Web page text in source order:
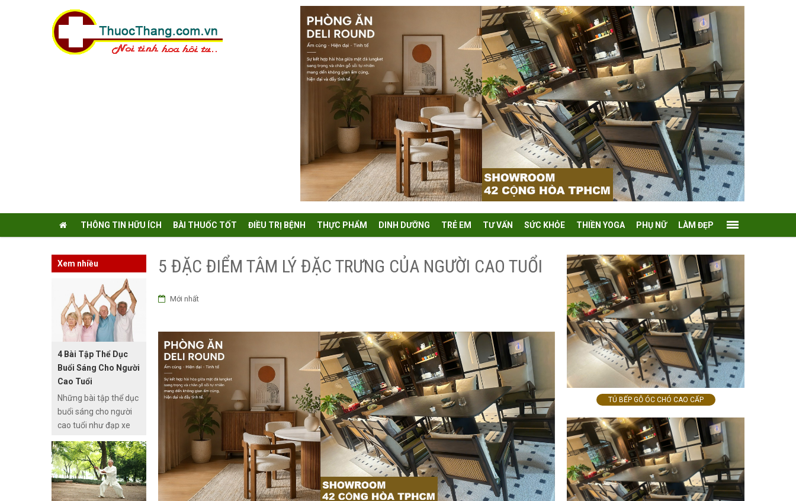
THÔNG TIN HỮU ÍCH BÀI THUỐC TỐT ĐIỀU TRỊ BỆNH THỰC PHẨM DINH DƯỠNG TRẺ EM TƯ VẤN SỨC KHỎE THIỀN YOGA PHỤ NỮ LÀM ĐẸP
5 ĐẶC ĐIỂM TÂM LÝ ĐẶC TRƯNG CỦA NGƯỜI CAO TUỔI
Mới nhất
Xem nhiều
4 Bài Tập Thể Dục
Buổi Sáng Cho Người
Cao Tuổi
Những bài tập thể dục
buổi sáng cho người
cao tuổi như đạp xe
sinh... giúp rèn luyện
sức khỏe, tránh
những bệnh lý nguy
hiểm và vấn đề tăng
TỦ BẾP GỖ ÓC CHÓ CAO CẤP